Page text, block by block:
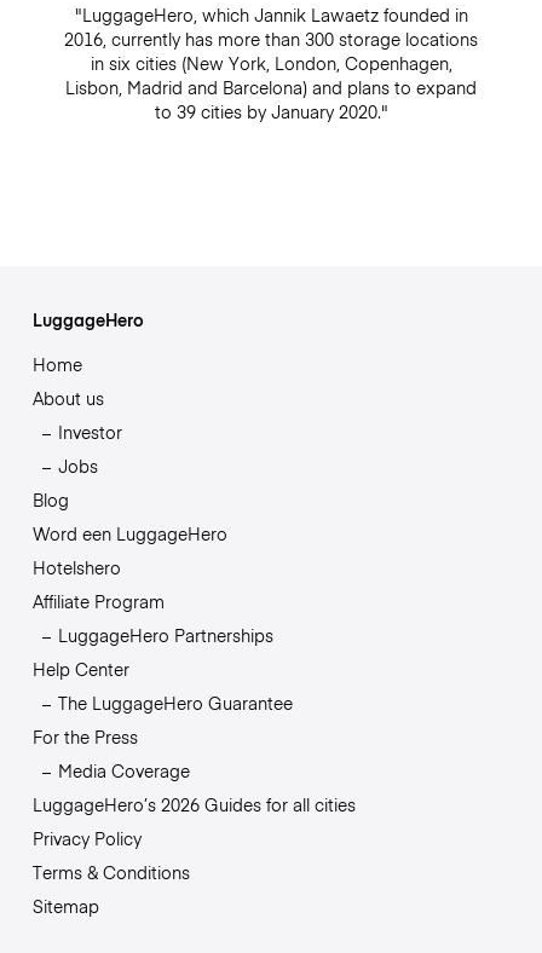
"LuggageHero, which Jannik Lawaetz founded in
2016, currently has more than 300 storage locations
in six cities (New York, London, Copenhagen,
Lisbon, Madrid and Barcelona) and plans to expand
to 39 cities by January 2020."
LuggageHero
Home
About us
Investor
Jobs
Blog
Word een LuggageHero
Hotelshero
Affiliate Program
LuggageHero Partnerships
Help Center
The LuggageHero Guarantee
For the Press
Media Coverage
LuggageHero’s 2026 Guides for all cities
Privacy Policy
Terms & Conditions
Sitemap